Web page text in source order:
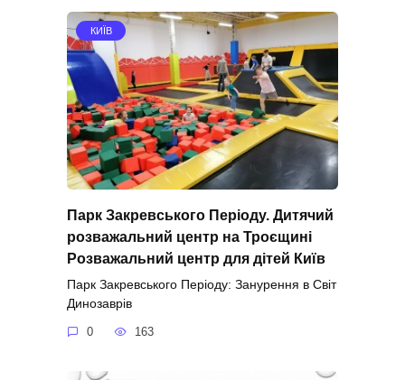
КИЇВ
Парк Закревського Періоду. Дитячий
розважальний центр на Троєщині
Розважальний центр для дітей Київ
Парк Закревського Періоду: Занурення в Світ
Динозаврів
0 163